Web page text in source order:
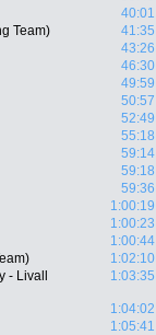
40:01
Team)
41:35
43:26
46:30
49:59
50:57
52:49
55:18
59:14
59:18
59:36
1:00:19
1:00:23
1:00:44
1:02:10
- Livall
1:03:35
1:04:02
1:05:41